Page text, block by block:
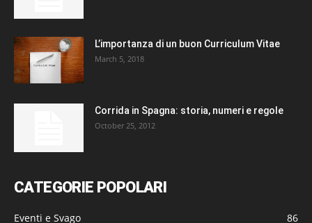
L’importanza di un buon Curriculum Vitae
March 5, 2018
Corrida in Spagna: storia, numeri e regole
October 25, 2012
CATEGORIE POPOLARI
Eventi e Svago 86